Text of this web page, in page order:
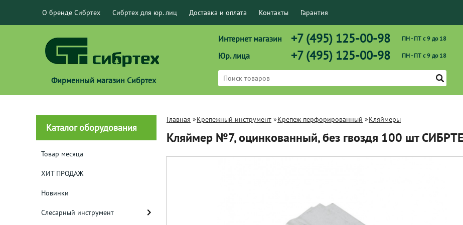
О бренде Сибртех Сибртех для юр. лиц Доставка и оплата Контакты Гарантия
Фирменный магазин Сибртех
Интернет магазин +7 (495) 125-00-98 ПН - ПТ с 9 до 18
Юр. лица +7 (495) 125-00-98 ПН - ПТ с 9 до 18
Каталог оборудования
Товар месяца
ХИТ ПРОДАЖ
Новинки
Слесарный инструмент
Главная »Крепежный инструмент »Крепеж перфорированный »Кляймеры
Кляймер №7, оцинкованный, без гвоздя 100 шт